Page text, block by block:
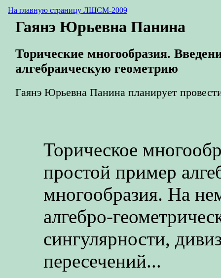
На главную страницу ЛШСМ-2009
Гаянэ Юрьевна Панина
Торические многообразия.
алгебраическую геометрию
Гаянэ Юрьевна Панина планирует
Торическое
простой пример
многообразия. На
алгебро-
сингулярности,
пересечений...